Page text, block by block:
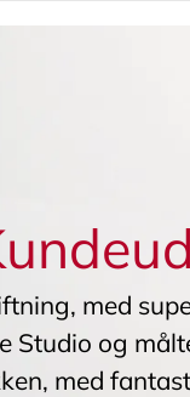
med
Studio og
med